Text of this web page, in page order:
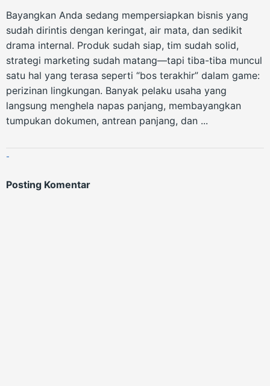
Bayangkan Anda sedang mempersiapkan bisnis yang
sudah dirintis dengan keringat, air mata, dan sedikit
drama internal. Produk sudah siap, tim sudah solid,
strategi marketing sudah matang—tapi tiba-tiba muncul
satu hal yang terasa seperti “bos terakhir” dalam game:
perizinan lingkungan. Banyak pelaku usaha yang
langsung menghela napas panjang, membayangkan
tumpukan dokumen, antrean panjang, dan ...
-
Posting Komentar